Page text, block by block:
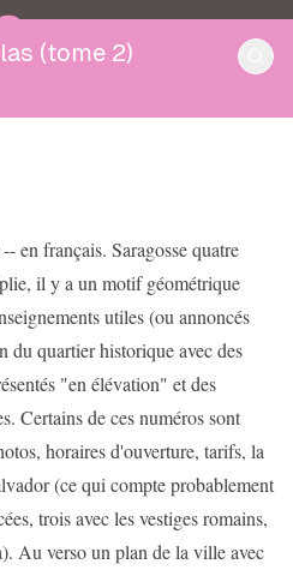
(tome 2)
en français. Saragosse quatre
il y a un motif géométrique
utiles (ou annoncés
du quartier historique avec des
"en élévation" et des
Certains de ces numéros sont
horaires d'ouverture, tarifs, la
(ce qui compte probablement
trois avec les vestiges romains,
Au verso un plan de la ville avec